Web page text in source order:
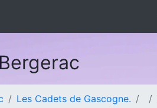
Les Cadets de Gascogne.